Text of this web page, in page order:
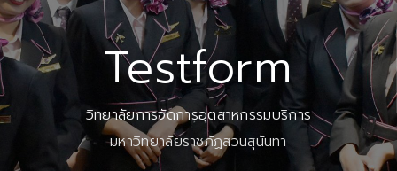
Testform
วิทยาลัยการจัดการอุตสาหกรรมบริการ
มหาวิทยาลัยราชภัฏสวนสุนันทา